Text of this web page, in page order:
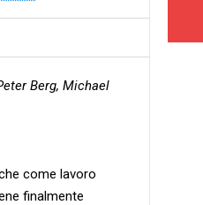
Berg, Michael
come lavoro
finalmente